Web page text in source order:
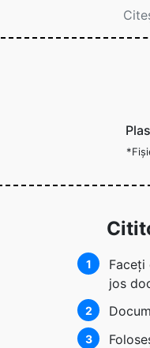
1
Faceţi
jos
2
3